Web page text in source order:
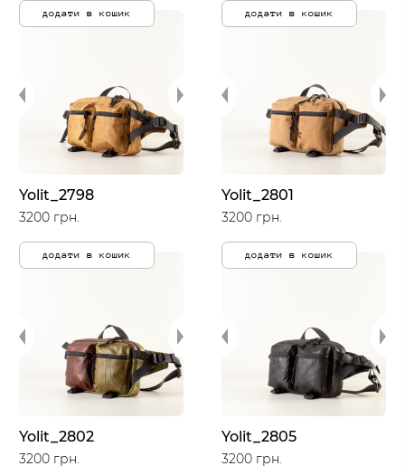
додати в кошик додати в кошик
Yolit_2798
3200 грн.
додати в кошик
Yolit_2801
3200 грн.
додати в кошик
Yolit_2802
3200 грн.
Yolit_2805
3200 грн.